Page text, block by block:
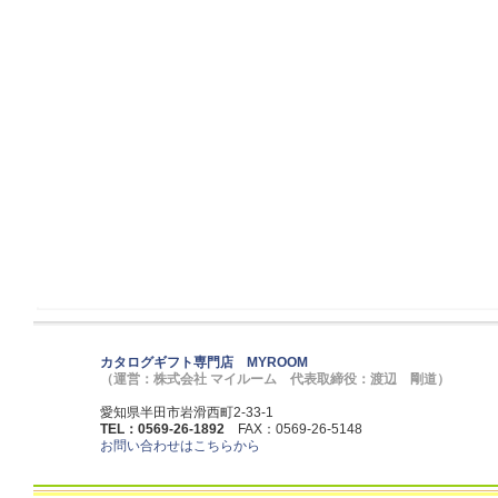
カタログギフト専門店 MYROOM
（運営：株式会社 マイルーム 代表取締役：渡辺 剛道）
愛知県半田市岩滑西町2-33-1
TEL：0569-26-1892 FAX：0569-26-5148
お問い合わせはこちらから